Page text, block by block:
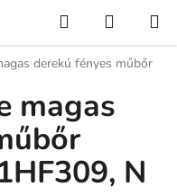
KeresésKOSÁR
derekú fényes műbőr
magas
N